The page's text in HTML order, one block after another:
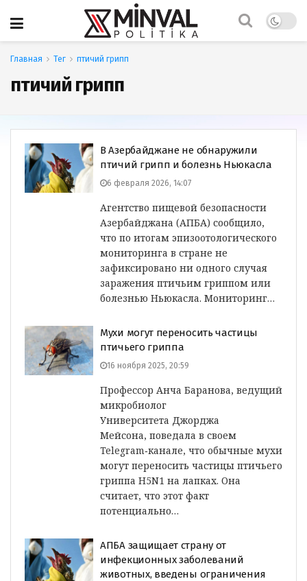
Главная Тег птичий грипп
птичий грипп
В Азербайджане не обнаружили
птичий грипп и болезнь Ньюкасла
6 февраля 2026, 14:07
Агентство пищевой безопасности
Азербайджана (АПБА) сообщило,
что по итогам эпизоотологического
мониторинга в стране не
зафиксировано ни одного случая
заражения птичьим гриппом или
болезнью Ньюкасла. Мониторинг…
Мухи могут переносить частицы
птичьего гриппа
16 ноября 2025, 20:59
Профессор Анча Баранова, ведущий
микробиолог
Университета Джорджа
Мейсона, поведала в своем
Telegram‑канале, что обычные мухи
могут переносить частицы птичьего
гриппа H5N1 на лапках. Она
считает, что этот факт
потенциально…
АПБА защищает страну от
инфекционных заболеваний
животных, введены ограничения